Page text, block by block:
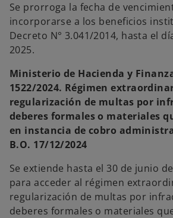
Se prorroga la fecha de
incorporarse a los beneficios
Decreto N° 3.041/2014, hasta el
2025.
Ministerio de Hacienda y
1522/2024. Régimen
regularización de multas por
deberes formales o materiales
en instancia de cobro
B.O. 17/12/2024
Se extiende hasta el 30 de junio
para acceder al régimen
regularización de multas por
deberes formales o materiales